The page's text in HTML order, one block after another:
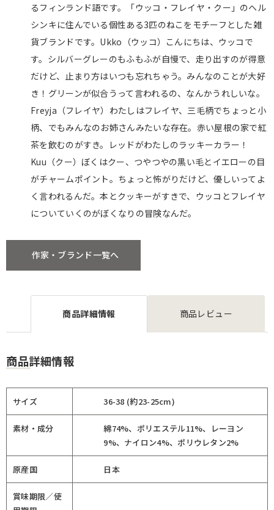
るフィンランド語です。「ウッコ・フレイヤ・クー」のヘル
シンキに住んでいる個性ある3匹のねこをモチーフとした雑
貨ブランドです。Ukko（ウッコ）こんにちは、ウッコで
す。シルバーグレーのもふもふが自慢で、走り出すのが得意
だけど、止まり方はいつも忘れちゃう。みんなのことが大好
き！グリーンが似合うって言われるの、なんかうれしいな。
Freyja（フレイヤ）わたしはフレイヤ、三毛柄でちょっと小
柄、でもみんなのお姉さんみたいな存在。赤い屋根の家で紅
茶を飲むのがすき。レッドがわたしのラッキーカラー！
Kuu（クー）ぼくはクー、つやつやの黒い毛とイエローの目
がチャームポイント。ちょっと怖がりだけど、優しいってよ
く言われるんだ。本とクッキーがすきで、ウッコとフレイヤ
についていくのがぼくなりの冒険なんだ。
作家・ブランド一覧へ
商品詳細情報 商品レビュー
商品詳細情報
サイズ 36-38 (約23-25cm)
素材・成分
綿74%、ポリエステル11%、レーヨン
9%、ナイロン4%、ポリウレタン2%
原産国 日本
賞味期限／使